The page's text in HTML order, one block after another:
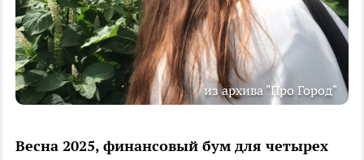
из архива "Про Город"
Весна 2025, финансовый бум для четырех